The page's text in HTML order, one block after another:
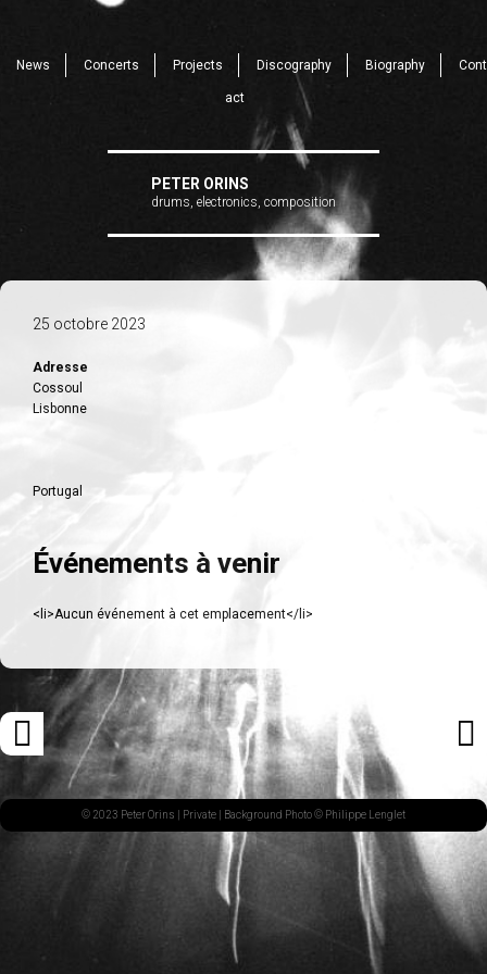
News Concerts Projects Discography Biography Cont
act
PETER ORINS
drums, electronics, composition
25 octobre 2023
Adresse
Cossoul
Lisbonne
Portugal
Événements à venir
<li>Aucun événement à cet emplacement</li>
Navigation
des
articles
ARTICLE
PRÉCÉDENT© 2023 Peter Orins | Private | Background Photo © Philippe Lenglet